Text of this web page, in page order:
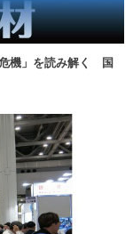
危機」を読み解く 国